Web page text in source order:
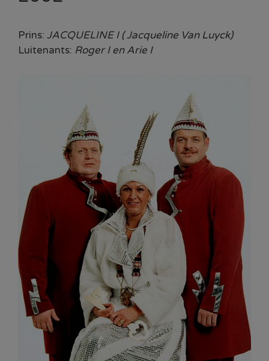
Prins: JACQUELINE I ( Jacqueline Van Luyck)
Luitenants: Roger I en Arie I